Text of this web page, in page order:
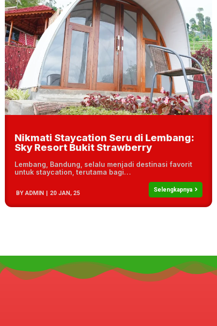
Nikmati Staycation Seru di Lembang:
Sky Resort Bukit Strawberry
BY ADMIN | 20 JAN, 25
Lembang, Bandung, selalu menjadi destinasi favorit
untuk staycation, terutama bagi…
Selengkapnya